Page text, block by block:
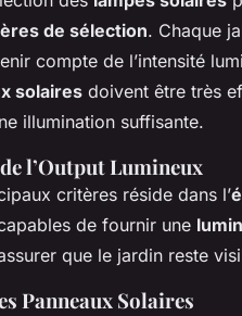
de sélection. Chaque
compte de l’intensité
solaires doivent être très
illumination suffisante.
l’Output Lumineux
critères réside dans l’
de fournir une
que le jardin reste
Panneaux Solaires